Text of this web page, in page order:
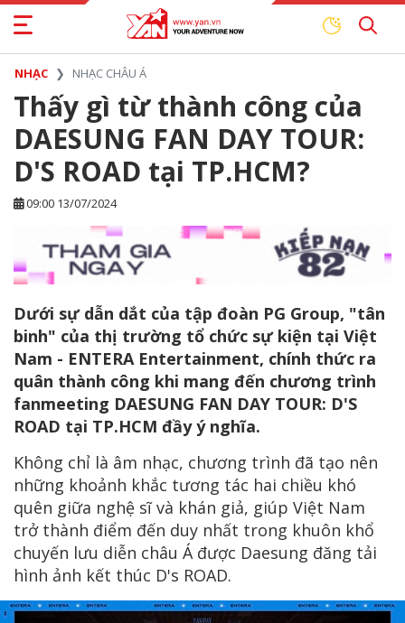
NHẠC NHẠC CHÂU Á
Thấy gì từ thành công của
DAESUNG FAN DAY TOUR:
D'S ROAD tại TP.HCM?
09:00 13/07/2024
Dưới sự dẫn dắt của tập đoàn PG Group, "tân
binh" của thị trường tổ chức sự kiện tại Việt
Nam - ENTERA Entertainment, chính thức ra
quân thành công khi mang đến chương trình
fanmeeting DAESUNG FAN DAY TOUR: D'S
ROAD tại TP.HCM đầy ý nghĩa.
Không chỉ là âm nhạc, chương trình đã tạo nên
những khoảnh khắc tương tác hai chiều khó
quên giữa nghệ sĩ và khán giả, giúp Việt Nam
trở thành điểm đến duy nhất trong khuôn khổ
chuyến lưu diễn châu Á được Daesung đăng tải
hình ảnh kết thúc D's ROAD.